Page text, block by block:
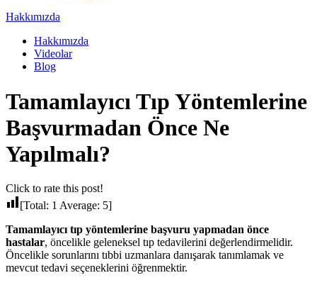
Hakkımızda
Hakkımızda
Videolar
Blog
Tamamlayıcı Tıp Yöntemlerine
Başvurmadan Önce Ne
Yapılmalı?
Click to rate this post!
[Total: 1 Average: 5]
Tamamlayıcı tıp yöntemlerine başvuru yapmadan önce
hastalar, öncelikle geleneksel tıp tedavilerini değerlendirmelidir.
Öncelikle sorunlarını tıbbi uzmanlara danışarak tanımlamak ve
mevcut tedavi seçeneklerini öğrenmektir.